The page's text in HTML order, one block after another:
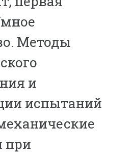
Методы
и
испытаний
при